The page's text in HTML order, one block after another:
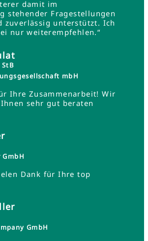
damit im
stehender Fragestellungen
zuverlässig unterstützt. Ich
nur weiterempfehlen.“
mbH
Ihre Zusammenarbeit! Wir
sehr gut beraten
Dank für Ihre top
GmbH